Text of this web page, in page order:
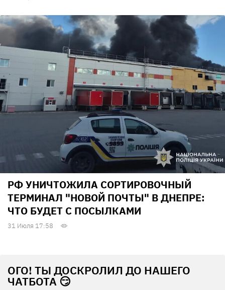
РФ УНИЧТОЖИЛА СОРТИРОВОЧНЫЙ
ТЕРМИНАЛ "НОВОЙ ПОЧТЫ" В ДНЕПРЕ:
ЧТО БУДЕТ С ПОСЫЛКАМИ
31 Июля 17:58
ОГО! ТЫ ДОСКРОЛИЛ ДО НАШЕГО
ЧАТБОТА 😏